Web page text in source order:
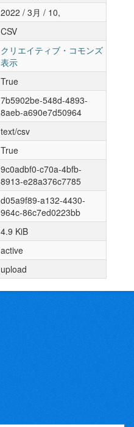
2022 / 3月 / 10,
CSV
クリエイティブ・コモンズ
表示
True
7b5902be-548d-4893-
8aeb-a690e7d50964
text/csv
True
9c0adbf0-c70a-4bfb-
8913-e28a376c7785
d05a9f89-a132-4430-
964c-86c7ed0223bb
4.9 KiB
active
upload